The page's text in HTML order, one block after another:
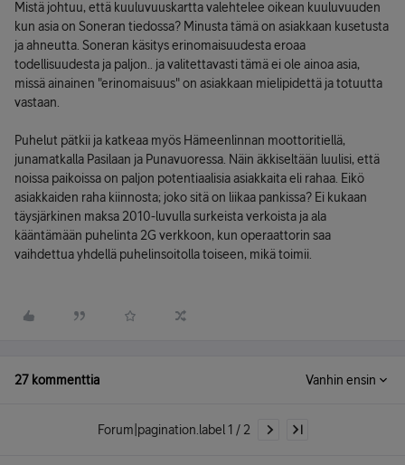
Mistä johtuu, että kuuluvuuskartta valehtelee oikean kuuluvuuden
kun asia on Soneran tiedossa? Minusta tämä on asiakkaan kusetusta
ja ahneutta. Soneran käsitys erinomaisuudesta eroaa
todellisuudesta ja paljon.. ja valitettavasti tämä ei ole ainoa asia,
missä ainainen "erinomaisuus" on asiakkaan mielipidettä ja totuutta
vastaan.
Puhelut pätkii ja katkeaa myös Hämeenlinnan moottoritiellä,
junamatkalla Pasilaan ja Punavuoressa. Näin äkkiseltään luulisi, että
noissa paikoissa on paljon potentiaalisia asiakkaita eli rahaa. Eikö
asiakkaiden raha kiinnosta; joko sitä on liikaa pankissa? Ei kukaan
täysjärkinen maksa 2010-luvulla surkeista verkoista ja ala
kääntämään puhelinta 2G verkkoon, kun operaattorin saa
vaihdettua yhdellä puhelinsoitolla toiseen, mikä toimii.
27 kommenttia Vanhin ensin
Forum|pagination.label 1 / 2